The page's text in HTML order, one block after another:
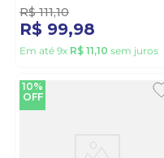
R$ 111,10
R$ 99,98
Em até 9x R$ 11,10 sem juros
10%
OFF